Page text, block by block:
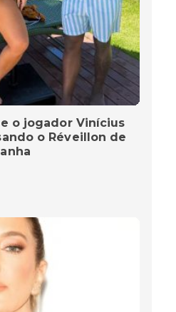
o jogador Vinícius
o Réveillon de